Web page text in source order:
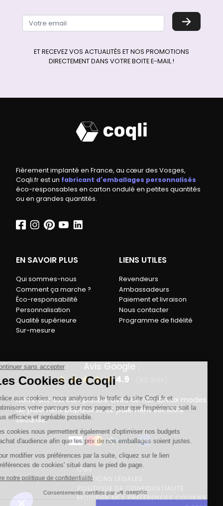
→
ET RECEVEZ VOS ACTUALITÉS ET NOS PROMOTIONS
DIRECTEMENT DANS VOTRE BOITE E-MAIL !
Fièrement implanté en France, au cœur des Vosges,
Coqli.fr est un fabricant d'emballages personnalisés
éco-responsables en carton ondulé en petites quantités
ou en grandes quantités.
EN SAVOIR PLUS
Qui sommes-nous
Comment ça marche ?
Éco-responsabilité
Personnalisation
Qualité supérieure
Sur-mesure
LIENS UTILES
Revendeurs
Ambassadeurs
Paiement et livraison
Nous contacter
Programme de fidélité
Avis Google :
★ ★★★★4.9
Notre site est compatible avec de nombreux modes
de paiement populaires. Le paiement est 100%
sécurisé.
CGV
MENTIONS LÉGALES
POLITIQUE DE CONFIDENTIALITÉ
MODIFIER MES PRÉFÉRENCES COOKIES